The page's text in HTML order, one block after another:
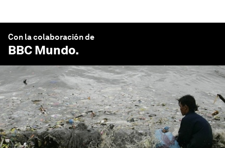
Con la colaboración de
BBC Mundo.